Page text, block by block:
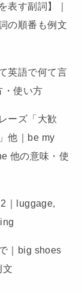
表す副詞】｜
の順番も例文
英語で何て言
・使い方
ーズ「大歓
他｜be my
他の意味・使
｜luggage,
｜big shoes
文